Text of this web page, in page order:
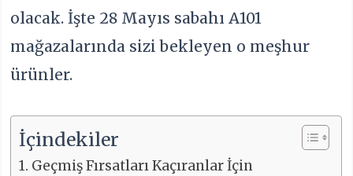
olacak. İşte 28 Mayıs sabahı A101
mağazalarında sizi bekleyen o meşhur
ürünler.
İçindekiler
Geçmiş Fırsatları Kaçıranlar İçin